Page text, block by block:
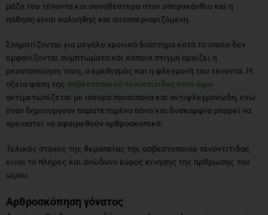
μάζα του τένοντα και συνηθέστερα στον υπερακάνθιο και η
πάθηση είναι καλοήθης και αυτοπεριοριζόμενη.
Σχηματίζονται για μεγάλο χρονικό διάστημα κατά το οποίο δεν
εμφανίζονται συμπτώματα και κάποια στιγμή αρχίζει η
ρευστοποίηση τους, ο ερεθισμός και η φλεγμονή του τένοντα. Η
οξεία φάση της ασβεστοποιού τενοντίτιδας στον ώμο
αντιμετωπίζεται με ισχυρά παυσίπονα και αντιφλεγμονώδη, ενώ
όταν δημιουργούν παρατεταμένο πόνο και δυσκαμψία μπορεί να
χρειαστεί να αφαιρεθούν αρθροσκοπικά.
Τελικός στόχος της θεραπείας της ασβεστοποιού τενοντίτιδας
είναι το πλήρες και ανώδυνο εύρος κίνησης της άρθρωσης του
ώμου.
Αρθροσκόπηση γόνατος